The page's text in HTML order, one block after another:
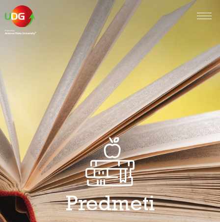
Predmeti